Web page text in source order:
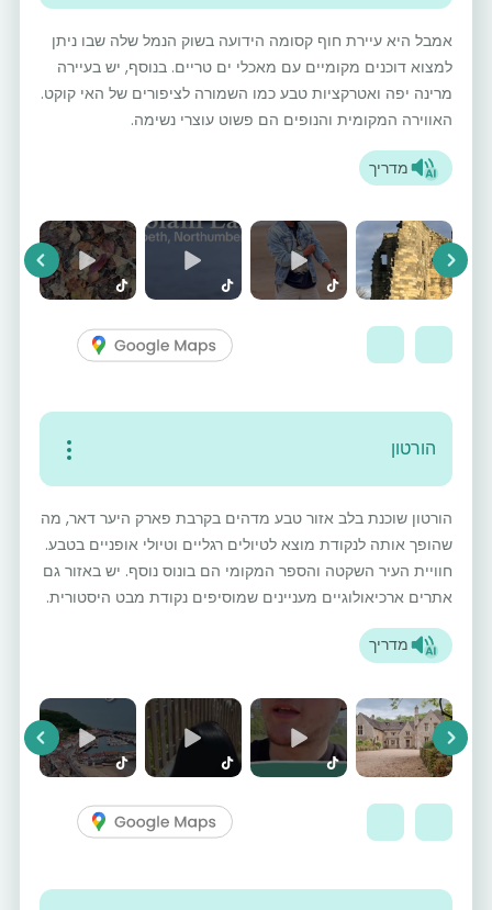
אמבל היא עיירת חוף קסומה הידועה בשוק הנמל שלה שבו ניתן
למצוא דוכנים מקומיים עם מאכלי ים טריים. בנוסף, יש בעיירה
מרינה יפה ואטרקציות טבע כמו השמורה לציפורים של האי קוקט.
האווירה המקומית והנופים הם פשוט עוצרי נשימה.
מדריך
Next
הורטון
הורטון שוכנת בלב אזור טבע מדהים בקרבת פארק היער דאר, מה
שהופך אותה לנקודת מוצא לטיולים רגליים וטיולי אופניים בטבע.
חוויית העיר השקטה והספר המקומי הם בונוס נוסף. יש באזור גם
אתרים ארכיאולוגיים מעניינים שמוסיפים נקודת מבט היסטורית.
מדריך
Next